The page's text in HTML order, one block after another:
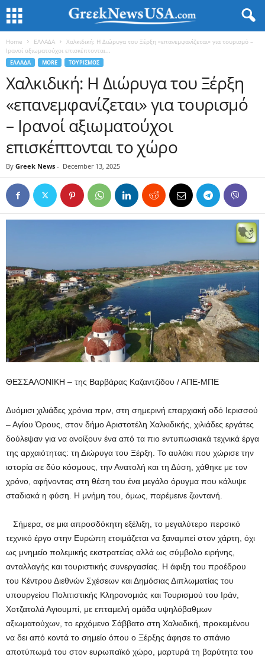
Home ΕΛΛΑΔΑ
Χαλκιδική: Η Διώρυγα του Ξέρξη «επανεμφανίζεται» για τουρισμό –
Ιρανοί αξιωματούχοι επισκέπτονται...
ΕΛΛΑΔΑ MORE ΤΟΥΡΙΣΜΟΣ
Χαλκιδική: Η Διώρυγα του Ξέρξη
«επανεμφανίζεται» για τουρισμό
– Ιρανοί αξιωματούχοι
επισκέπτονται το χώρο
By Greek News - December 13, 2025
ΘΕΣΣΑΛΟΝΙΚΗ – της Βαρβάρας Καζαντζίδου / ΑΠΕ-ΜΠΕ
Δυόμισι χιλιάδες χρόνια πριν, στη σημερινή επαρχιακή οδό Ιερισσού
– Αγίου Όρους, στον δήμο Αριστοτέλη Χαλκιδικής, χιλιάδες εργάτες
δούλεψαν για να ανοίξουν ένα από τα πιο εντυπωσιακά τεχνικά έργα
της αρχαιότητας: τη Διώρυγα του Ξέρξη. Το αυλάκι που χώρισε την
ιστορία σε δύο κόσμους, την Ανατολή και τη Δύση, χάθηκε με τον
χρόνο, αφήνοντας στη θέση του ένα μεγάλο όρυγμα που κάλυψε
σταδιακά η φύση. Η μνήμη του, όμως, παρέμεινε ζωντανή.
Σήμερα, σε μια απροσδόκητη εξέλιξη, το μεγαλύτερο περσικό
τεχνικό έργο στην Ευρώπη ετοιμάζεται να ξαναμπεί στον χάρτη, όχι
ως μνημείο πολεμικής εκστρατείας αλλά ως σύμβολο ειρήνης,
ανταλλαγής και τουριστικής συνεργασίας. Η άφιξη του προέδρου
του Κέντρου Διεθνών Σχέσεων και Δημόσιας Διπλωματίας του
υπουργείου Πολιτιστικής Κληρονομιάς και Τουρισμού του Ιράν,
Χοτζατολά Αγιουμπί, με επταμελή ομάδα υψηλόβαθμων
αξιωματούχων, το ερχόμενο Σάββατο στη Χαλκιδική, προκειμένου
να δει από κοντά το σημείο όπου ο Ξέρξης άφησε το σπάνιο
αποτύπωμά του στον ευρωπαϊκό χώρο, μαρτυρά τη βαρύτητα του